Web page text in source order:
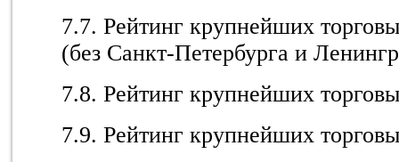
7.7. Рейтинг крупнейших
(без Санкт-Петербурга и
7.8. Рейтинг крупнейших
7.9. Рейтинг крупнейших